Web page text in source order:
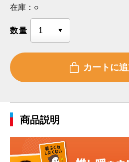
在庫： ○
数量
商品説明